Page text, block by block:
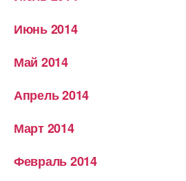
Июнь 2014
Май 2014
Апрель 2014
Март 2014
Февраль 2014